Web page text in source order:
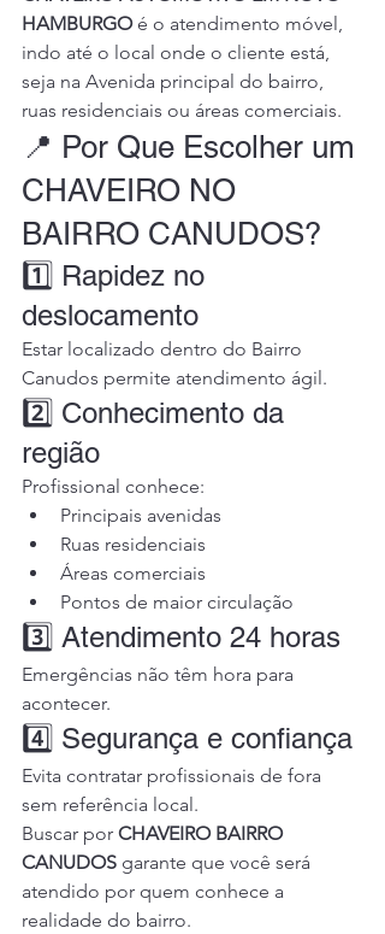
HAMBURGO é o atendimento móvel,
indo até o local onde o cliente está,
seja na Avenida principal do bairro,
ruas residenciais ou áreas comerciais.
📍 Por Que Escolher um
CHAVEIRO NO
BAIRRO CANUDOS?
1️⃣ Rapidez no
deslocamento
Estar localizado dentro do Bairro
Canudos permite atendimento ágil.
2️⃣ Conhecimento da
região
Profissional conhece:
Principais avenidas
Ruas residenciais
Áreas comerciais
Pontos de maior circulação
3️⃣ Atendimento 24 horas
Emergências não têm hora para
acontecer.
4️⃣ Segurança e confiança
Evita contratar profissionais de fora
sem referência local.
Buscar por CHAVEIRO BAIRRO
CANUDOS garante que você será
atendido por quem conhece a
realidade do bairro.